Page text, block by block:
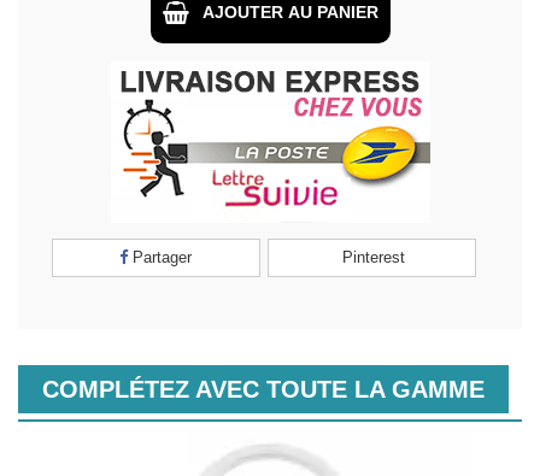
AJOUTER AU PANIER
Partager Pinterest
COMPLÉTEZ AVEC TOUTE LA GAMME